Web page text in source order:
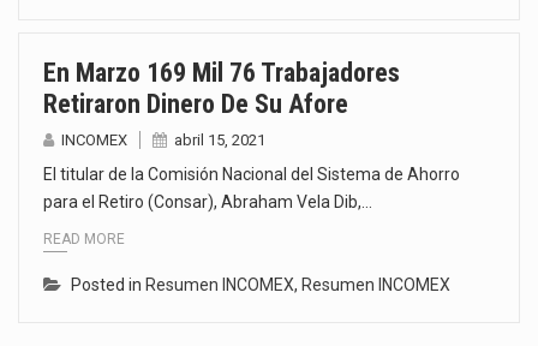
En Marzo 169 Mil 76 Trabajadores
Retiraron Dinero De Su Afore
INCOMEX abril 15, 2021
El titular de la Comisión Nacional del Sistema de Ahorro
para el Retiro (Consar), Abraham Vela Dib,…
READ MORE
Posted in Resumen INCOMEX, Resumen INCOMEX